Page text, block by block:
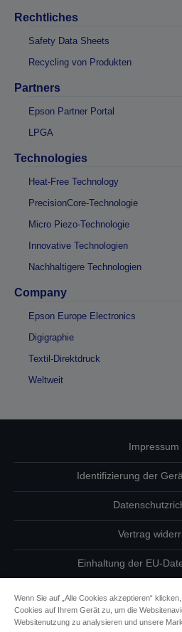
Rechtliches
Safety Data Sheets
Recycling von Produkten
Partners
Epson Partner Portal
LPGA
Technologies
Heat-Free Technology
PrecisionCore-Technologie
Micro Piezo-Technologie
Innovative Technologien
Nachhaltigere Technologien
Company
Epson Europe Electronics
Digigraphie
Textil-Direktdruck
Weltweit
Impressum
Identifizierung der
Vertrag
Einhaltung der EU-
Informationen zu
Wenn Sie auf „Alle Cookies akzeptieren“
Cookies auf Ihrem Gerät zu, um die
Websitenutzung zu analysieren und unsere